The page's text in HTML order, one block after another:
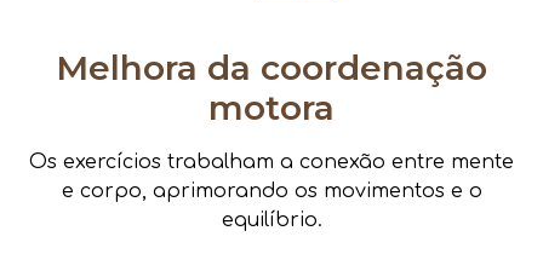
Melhora da coordenação
motora
Os exercícios trabalham a conexão entre mente
e corpo, aprimorando os movimentos e o
equilíbrio.